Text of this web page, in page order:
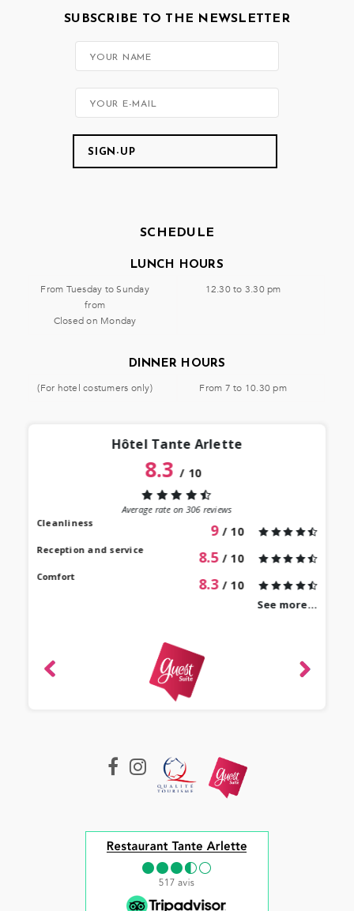
SUBSCRIBE TO THE NEWSLETTER
SCHEDULE
LUNCH HOURS
From Tuesday to Sunday
from
Closed on Monday
12.30 to 3.30 pm
DINNER HOURS
(For hotel costumers only) From 7 to 10.30 pm
Hôtel Tante Arlette
8.3/ 10
Average rate on306reviews
Cleanliness
9 / 10
Reception and service 8.5 / 10
Comfort 8.3 / 10
See more...